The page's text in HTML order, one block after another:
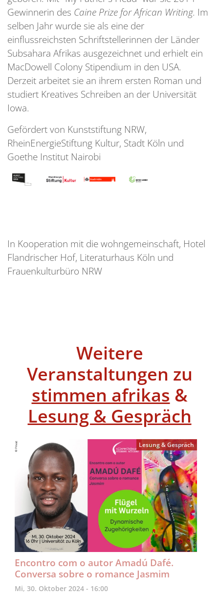
Gewinnerin des Caine Prize for African Writing. Im
selben Jahr wurde sie als eine der
einflussreichsten Schriftstellerinnen der Länder
Subsahara Afrikas ausgezeichnet und erhielt ein
MacDowell Colony Stipendium in den USA.
Derzeit arbeitet sie an ihrem ersten Roman und
studiert Kreatives Schreiben an der Universität
Iowa.
Gefördert von Kunststiftung NRW,
RheinEnergieStiftung Kultur, Stadt Köln und
Goethe Institut Nairobi
In Kooperation mit die wohngemeinschaft, Hotel
Flandrischer Hof, Literaturhaus Köln und
Frauenkulturbüro NRW
Weitere
Veranstaltungen zu
stimmen afrikas &
Lesung & Gespräch
Lesung & Gespräch
Encontro com o autor Amadú Dafé.
Conversa sobre o romance Jasmim
Mi, 30. Oktober 2024 - 16:00